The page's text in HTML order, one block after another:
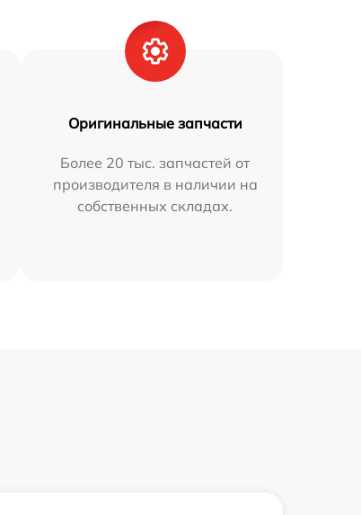
Оригинальные запчасти
Более 20 тыс. запчастей от
производителя в наличии на
собственных складах.